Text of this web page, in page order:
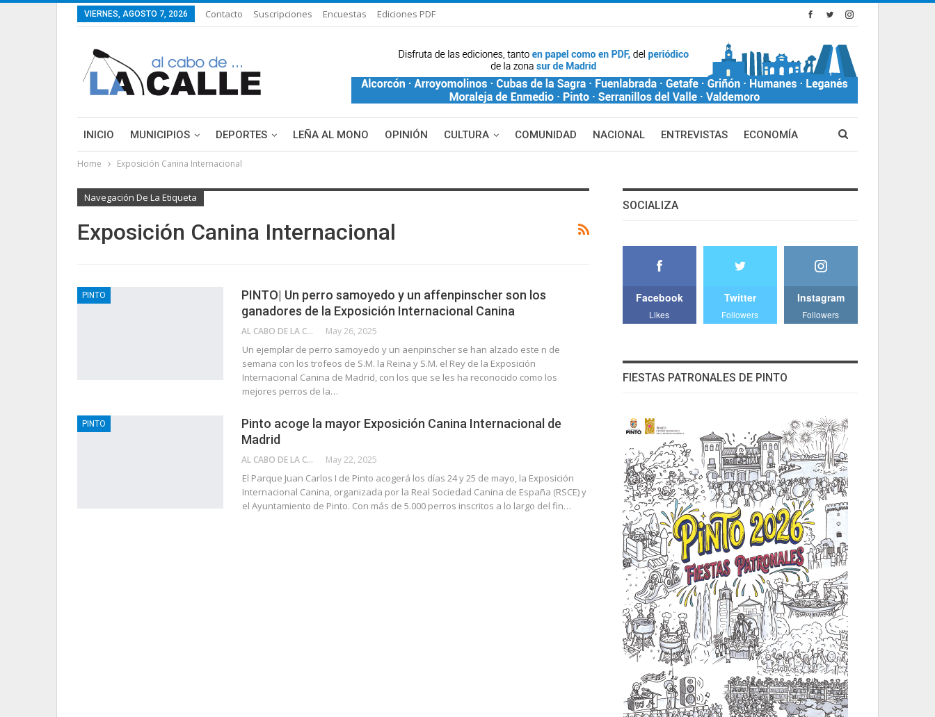
VIERNES, AGOSTO 7, 2026 Contacto Suscripciones Encuestas Ediciones PDF
INICIO MUNICIPIOS DEPORTES LEÑA AL MONO OPINIÓN CULTURA COMUNIDAD NACIONAL ENTREVISTAS ECONOMÍA
LIFESTYLE PURA FICCIÓN: LAS HISTORIAS DE BLANCA
Home Exposición Canina Internacional
Navegación De La Etiqueta
Exposición Canina Internacional
PINTO
PINTO| Un perro samoyedo y un affenpinscher son los
ganadores de la Exposición Internacional Canina
AL CABO DE LA CALLE May 26, 2025
Un ejemplar de perro samoyedo y un aenpinscher se han alzado este n de
semana con los trofeos de S.M. la Reina y S.M. el Rey de la Exposición
Internacional Canina de Madrid, con los que se les ha reconocido como los
mejores perros de la…
PINTO
Pinto acoge la mayor Exposición Canina Internacional de
Madrid
AL CABO DE LA CALLE May 22, 2025
El Parque Juan Carlos I de Pinto acogerá los días 24 y 25 de mayo, la Exposición
Internacional Canina, organizada por la Real Sociedad Canina de España (RSCE) y
el Ayuntamiento de Pinto. Con más de 5.000 perros inscritos a lo largo del fin…
SOCIALIZA
Facebook
Likes
Twitter
Followers
Instagram
Followers
FIESTAS PATRONALES DE PINTO